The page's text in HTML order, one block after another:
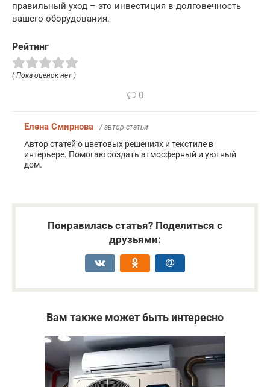
правильный уход – это инвестиция в долговечность
вашего оборудования.
Рейтинг
( Пока оценок нет )
0
Елена Смирнова / автор статьи
Автор статей о цветовых решениях и текстиле в
интерьере. Помогаю создать атмосферный и уютный
дом.
Понравилась статья? Поделиться с
друзьями:
Вам также может быть интересно